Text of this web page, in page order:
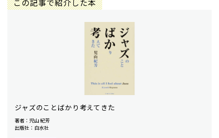
この記事で紹介した本
ジャズのことばかり考えてきた
著者：児山 紀芳
出版社：白水社